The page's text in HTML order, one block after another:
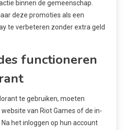
binnen de gemeenschap.
deze promoties als een
te verbeteren zonder extra geld
functioneren
te gebruiken, moeten
van Riot Games of de in-
het inloggen op hun account